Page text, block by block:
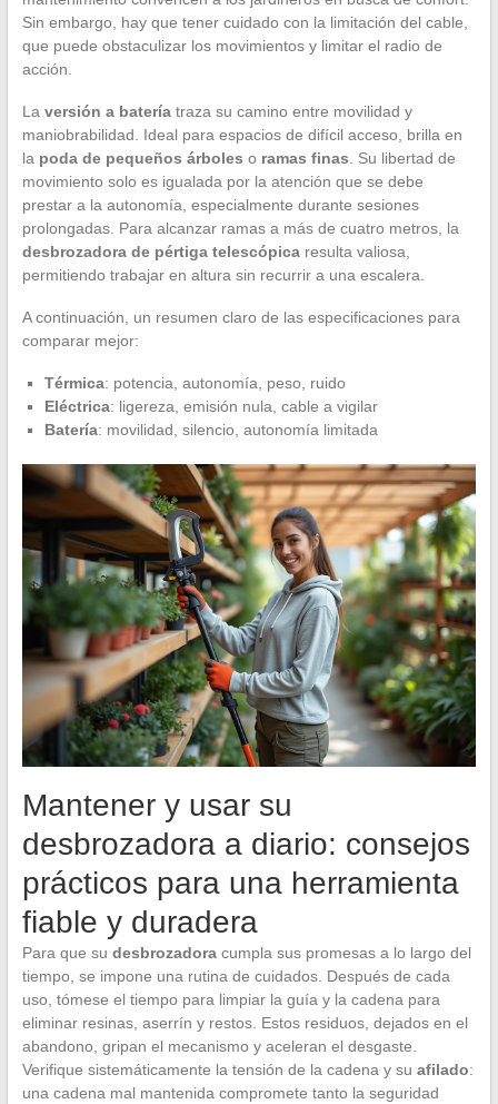
Sin embargo, hay que tener cuidado con la limitación del cable,
que puede obstaculizar los movimientos y limitar el radio de
acción.
La versión a bateríatraza su camino entre movilidad y
maniobrabilidad. Ideal para espacios de difícil acceso, brilla en
la poda de pequeños árboles o ramas finas . Su libertad de
movimiento solo es igualada por la atención que se debe
prestar a la autonomía, especialmente durante sesiones
prolongadas. Para alcanzar ramas a más de cuatro metros, la
desbrozadora de pértiga telescópicaresulta valiosa,
permitiendo trabajar en altura sin recurrir a una escalera.
A continuación, un resumen claro de las especificaciones para
comparar mejor:
Térmica: potencia, autonomía, peso, ruido
Eléctrica: ligereza, emisión nula, cable a vigilar
Batería: movilidad, silencio, autonomía limitada
Mantener y usar su
desbrozadora a diario: consejos
prácticos para una herramienta
fiable y duradera
Para que su desbrozadoracumpla sus promesas a lo largo del
tiempo, se impone una rutina de cuidados. Después de cada
uso, tómese el tiempo para limpiar la guía y la cadena para
eliminar resinas, aserrín y restos. Estos residuos, dejados en el
abandono, gripan el mecanismo y aceleran el desgaste.
Verifique sistemáticamente la tensión de la cadena y su afilado:
una cadena mal mantenida compromete tanto la seguridad